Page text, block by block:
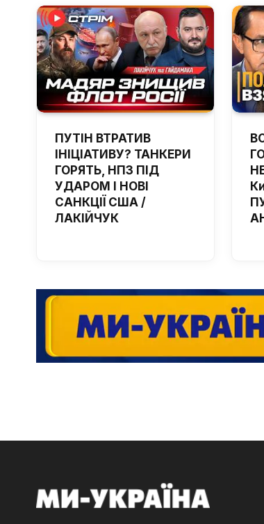
ПУТІН ВТРАТИВ
ІНІЦІАТИВУ? ТАНКЕРИ
ГОРЯТЬ, НПЗ ПІД
УДАРОМ І НОВІ
САНКЦІЇ США /
ЛАКІЙЧУК